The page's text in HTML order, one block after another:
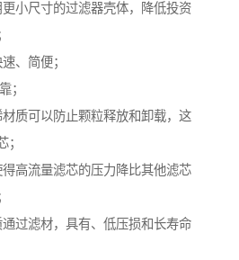
小尺寸的过滤器壳体，降低投资
、简便；
；
质可以防止颗粒释放和卸载，这
；
高流量滤芯的压力降比其他滤芯
过滤材，具有、低压损和长寿命